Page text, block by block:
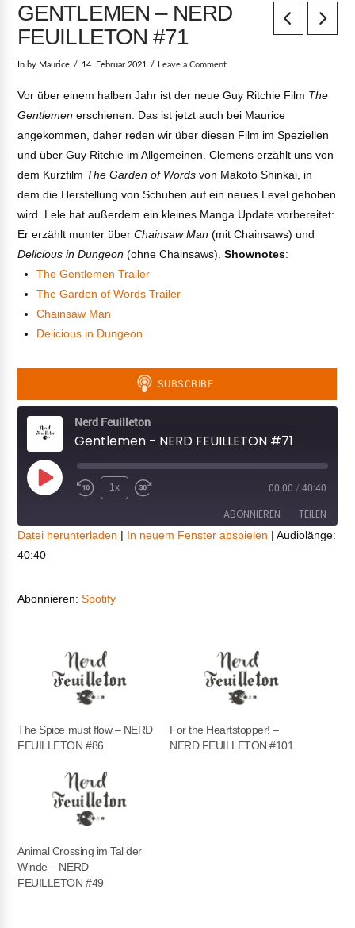
GENTLEMEN – NERD
FEUILLETON #71
In by Maurice 14. Februar 2021 Leave a Comment
Vor über einem halben Jahr ist der neue Guy Ritchie Film The
Gentlemen erschienen. Das ist jetzt auch bei Maurice
angekommen, daher reden wir über diesen Film im Speziellen
und über Guy Ritchie im Allgemeinen. Clemens erzählt uns von
dem Kurzfilm The Garden of Words von Makoto Shinkai, in
dem die Herstellung von Schuhen auf ein neues Level gehoben
wird. Lele hat außerdem ein kleines Manga Update vorbereitet:
Er erzählt munter überChainsaw Man (mit Chainsaws) und
Delicious in Dungeon (ohne Chainsaws).Shownotes:
The Gentlemen Trailer
The Garden of Words Trailer
Chainsaw Man
Delicious in Dungeon
Nerd Feuilleton
Gentlemen - NERD FEUILLETON #71
Play
1x 00:00 / 40:40
ABONNIEREN TEILEN
TEILEN
LINK
Datei herunterladen | In neuem Fenster abspielen |Audiolänge:
40:40
Abonnieren:Spotify
The Spice must flow – NERD
FEUILLETON #86
For the Heartstopper! –
NERD FEUILLETON #101
Animal Crossing im Tal der
Winde – NERD
FEUILLETON #49